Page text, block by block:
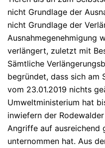
nicht Grundlage der
nicht Grundlage der
Ausnahmegenehmigung
verlängert, zuletzt mit
Sämtliche
begründet, dass sich am
vom 23.01.2019 nichts
Umweltministerium hat
inwiefern der
Angriffe auf ausreichend
unternommen hat. Aus